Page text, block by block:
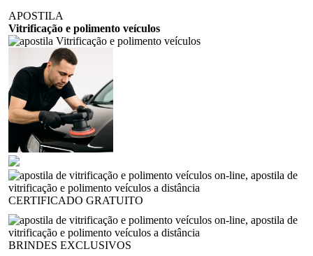
APOSTILA
Vitrificação e polimento veículos
CERTIFICADO GRATUITO
BRINDES EXCLUSIVOS